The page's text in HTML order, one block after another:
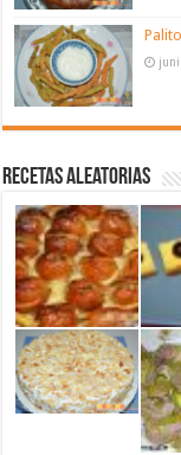
Recetas aleatorias